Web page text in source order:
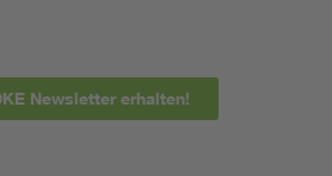
Newsletter erhalten!